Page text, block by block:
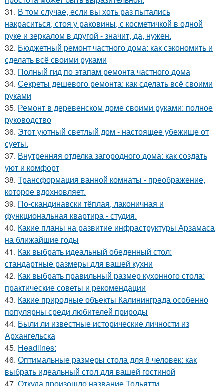
31. В том случае, если вы хоть раз пытались
накраситься, стоя у раковины, с косметичкой в одной
руке и зеркалом в другой - значит, да, нужен.
32. Бюджетный ремонт частного дома: как сэкономить и
сделать всё своими руками
33. Полный гид по этапам ремонта частного дома
34. Секреты дешевого ремонта: как сделать всё своими
руками
35. Ремонт в деревенском доме своими руками: полное
руководство
36. Этот уютный светлый дом - настоящее убежище от
суеты.
37. Внутренняя отделка загородного дома: как создать
уют и комфорт
38. Трансформация ванной комнаты - преображение,
которое вдохновляет.
39. По-скандинавски тёплая, лаконичная и
функциональная квартира - студия.
40. Какие планы на развитие инфраструктуры Арзамаса
на ближайшие годы
41. Как выбрать идеальный обеденный стол:
стандартные размеры для вашей кухни
42. Как выбрать правильный размер кухонного стола:
практические советы и рекомендации
43. Какие природные объекты Калининграда особенно
популярны среди любителей природы
44. Были ли известные исторические личности из
Архангельска
45. Headlines:
46. Оптимальные размеры стола для 8 человек: как
выбрать идеальный стол для вашей гостиной